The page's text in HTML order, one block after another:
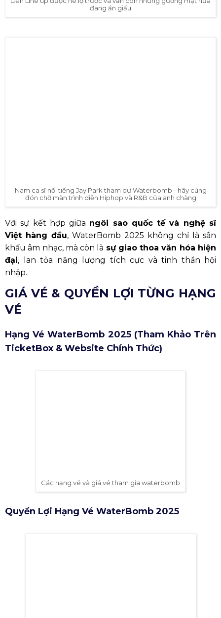
đang ẩn giấu
Nam ca sĩ nổi tiếng Jay Park tham dự Waterbomb - hãy cùng
đón chờ màn trình diễn Hiphop và R&B của anh chàng
Với sự kết hợp giữa ngôi sao quốc tế và nghệ sĩ
Việt hàng đầu, WaterBomb 2025 không chỉ là sân
khấu âm nhạc, mà còn là sự giao thoa văn hóa hiện
đại, lan tỏa năng lượng tích cực và tinh thần hội
nhập.
GIÁ VÉ & QUYỀN LỢI TỪNG HẠNG
VÉ
Hạng Vé WaterBomb 2025 (Tham Khảo Trên
TicketBox & Website Chính Thức)